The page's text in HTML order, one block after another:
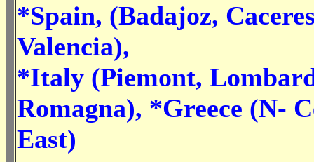
*Spain, (Badajoz,
Valencia),
*Italy (Piemont,
Romagna), *Greece (N-
East)